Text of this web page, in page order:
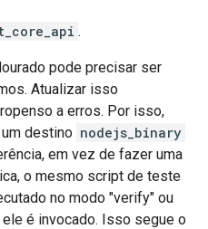
.
pode precisar ser
Atualizar isso
a erros. Por isso,
destino nodejs_binary
em vez de fazer uma
o mesmo script de teste
no modo "verify" ou
é invocado. Isso segue o